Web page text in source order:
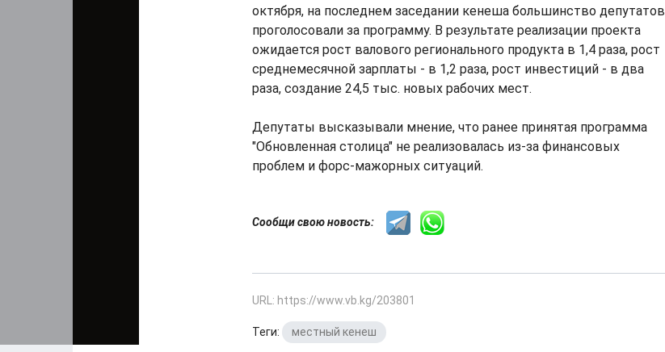
октября, на последнем заседании кенеша большинство депутатов
проголосовали за программу. В результате реализации проекта
ожидается рост валового регионального продукта в 1,4 раза, рост
среднемесячной зарплаты - в 1,2 раза, рост инвестиций - в два
раза, создание 24,5 тыс. новых рабочих мест.
Депутаты высказывали мнение, что ранее принятая программа
"Обновленная столица" не реализовалась из-за финансовых
проблем и форс-мажорных ситуаций.
Сообщи свою новость:
URL: https://www.vb.kg/203801
Теги: местный кенеш